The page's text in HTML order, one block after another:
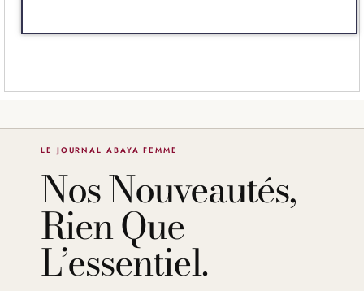
LE JOURNAL ABAYA FEMME
Nos Nouveautés,
Rien Que
L’essentiel.